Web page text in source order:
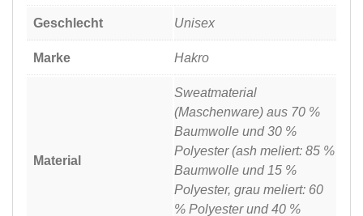
Geschlecht Unisex
Marke Hakro
Material
Sweatmaterial
(Maschenware) aus 70 %
Baumwolle und 30 %
Polyester (ash meliert: 85 %
Baumwolle und 15 %
Polyester, grau meliert: 60
% Polyester und 40 %